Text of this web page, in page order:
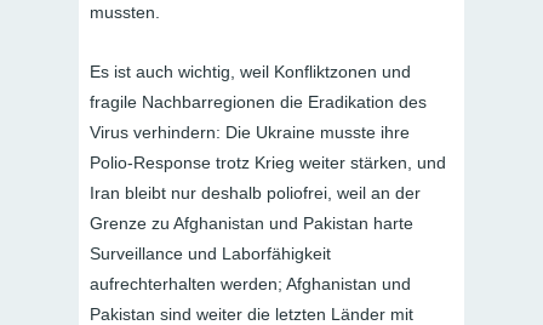
mussten.
Es ist auch wichtig, weil Konfliktzonen und
fragile Nachbarregionen die Eradikation des
Virus verhindern: Die Ukraine musste ihre
Polio-Response trotz Krieg weiter stärken, und
Iran bleibt nur deshalb poliofrei, weil an der
Grenze zu Afghanistan und Pakistan harte
Surveillance und Laborfähigkeit
aufrechterhalten werden; Afghanistan und
Pakistan sind weiter die letzten Länder mit